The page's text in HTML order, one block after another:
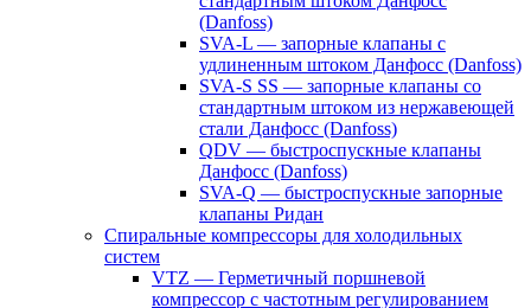
(Danfoss)
SVA-L — запорные клапаны с
удлиненным штоком Данфосс (Danfoss)
SVA-S SS — запорные клапаны со
стандартным штоком из нержавеющей
стали Данфосс (Danfoss)
QDV — быстроспускные клапаны
Данфосс (Danfoss)
SVA-Q — быстроспускные запорные
клапаны Ридан
Спиральные компрессоры для холодильных
систем
VTZ — Герметичный поршневой
компрессор с частотным регулированием